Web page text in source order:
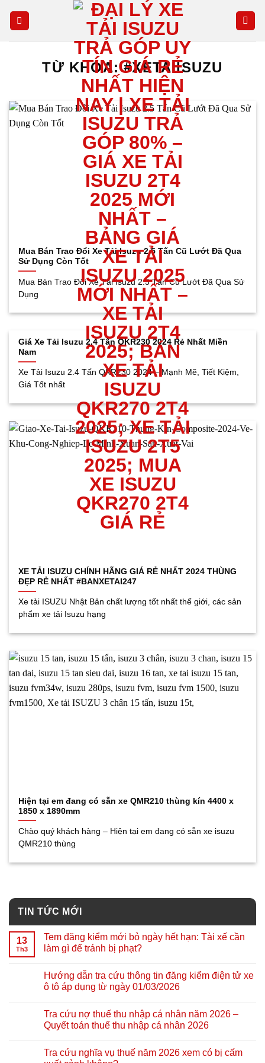
TỪ KHÓA:#XETAIISUZU
Mua Bán Trao Đổi Xe Tải Isuzu 2.5 Tấn Cũ Lướt Đã Qua
Sử Dụng Còn Tốt
Mua Bán Trao Đổi Xe Tải Isuzu 2.5 Tấn Cũ Lướt Đã Qua Sử
Dụng
Giá Xe Tải Isuzu 2.4 Tấn QKR230 2024 Rẻ Nhất Miền
Nam
Xe Tải Isuzu 2.4 Tấn QKR230 2024 – Mạnh Mẽ, Tiết Kiệm,
Giá Tốt nhất
XE TẢI ISUZU CHÍNH HÃNG GIÁ RẺ NHẤT 2024 THÙNG
ĐẸP RẺ NHẤT #BANXETAI247
Xe tải ISUZU Nhật Bản chất lượng tốt nhất thế giới, các sản
phẩm xe tải Isuzu hạng
Hiện tại em đang có sẵn xe QMR210 thùng kín 4400 x
1850 x 1890mm
Chào quý khách hàng – Hiện tại em đang có sẵn xe isuzu
QMR210 thùng
TIN TỨC MỚI
13
Th3
Tem đăng kiểm mới bỏ ngày hết hạn: Tài xế cần
làm gì để tránh bị phạt?
Hướng dẫn tra cứu thông tin đăng kiểm điện tử xe
ô tô áp dụng từ ngày 01/03/2026
Tra cứu nợ thuế thu nhập cá nhân năm 2026 –
Quyết toán thuế thu nhập cá nhân 2026
Tra cứu nghĩa vụ thuế năm 2026 xem có bị cấm